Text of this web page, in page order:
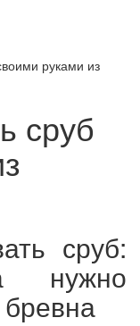
руками из
сруб
сруб:
нужно